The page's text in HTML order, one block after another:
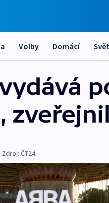
Volby Domácí Svět
Zdroj: ČT24